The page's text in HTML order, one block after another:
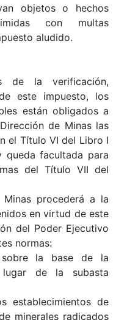
objetos o hechos
con multas
aludido.
de la verificación,
este impuesto, los
están obligados a
de Minas las
el Título VI del Libro I
facultada para
del Título VII del
procederá a la
en virtud de este
del Poder Ejecutivo
normas:
la base de la
de la subasta
establecimientos de
minerales radicados